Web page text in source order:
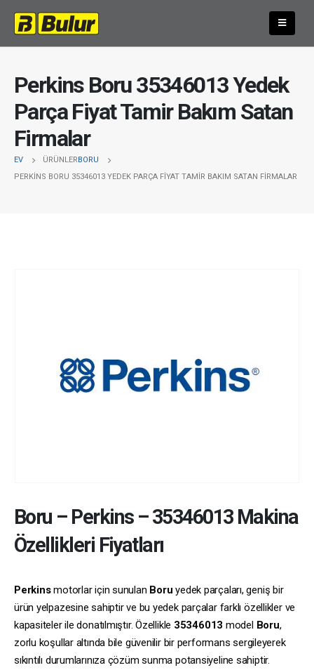
Perkins Boru 35346013 Yedek
Parça Fiyat Tamir Bakım Satan
Firmalar
EV ÜRÜNLERBORU
PERKINS BORU 35346013 YEDEK PARÇA FIYAT TAMIR BAKIM SATAN FIRMALAR
Boru – Perkins–35346013Makina
Özellikleri Fiyatları
Perkinsmotorlar için sunulan Boru yedek parçaları, geniş bir
ürün yelpazesine sahiptir ve bu yedek parçalar farklı özellikler ve
kapasiteler ile donatılmıştır. Özellikle 35346013 model Boru,
zorlu koşullar altında bile güvenilir bir performans sergileyerek
sıkıntılı durumlarınıza çözüm sunma potansiyeline sahiptir.